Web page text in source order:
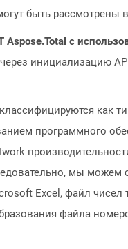
быть рассмотрены в
Aspose.Total с
инициализацию
как
программного
мы можем
Excel, файл
файла